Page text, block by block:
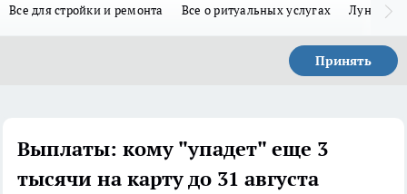
Все для стройки и ремонта Все о ритуальных услугах Лунно-
Принять
Выплаты: кому "упадет" еще 3
тысячи на карту до 31 августа